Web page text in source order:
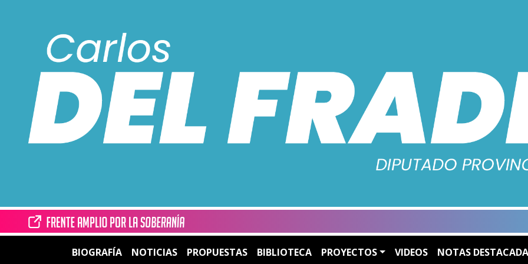
BIOGRAFÍA NOTICIAS PROPUESTAS BIBLIOTECA PROYECTOS VIDEOS NOTAS